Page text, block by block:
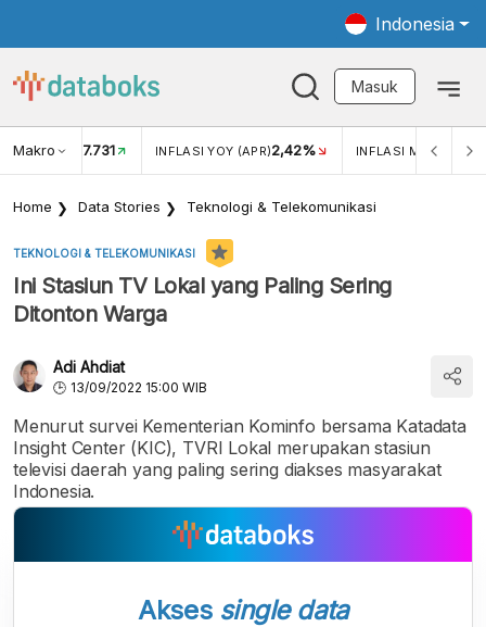
Indonesia
Masuk
Makro
USD/IDR 17.731 INFLASI YOY (APR)2,42% INFLASI MOM (APR)
Home Data Stories Teknologi & Telekomunikasi
TEKNOLOGI & TELEKOMUNIKASI
Ini Stasiun TV Lokal yang Paling Sering
Ditonton Warga
Adi Ahdiat
13/09/2022 15:00 WIB
Menurut survei Kementerian Kominfo bersama Katadata
Insight Center (KIC), TVRI Lokal merupakan stasiun
televisi daerah yang paling sering diakses masyarakat
Indonesia.
Akses single data